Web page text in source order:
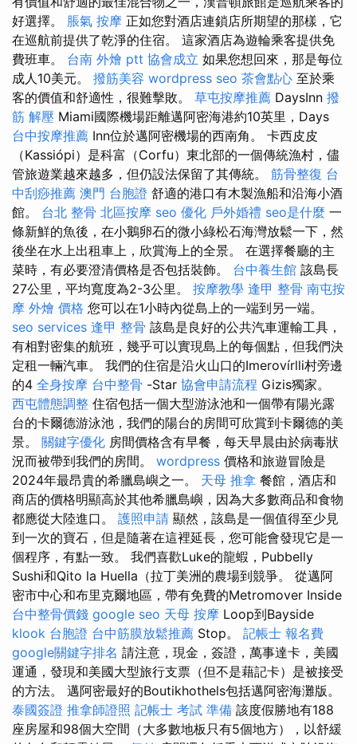
好選擇。 脹氣 按摩 正如您對酒店連鎖店所期望的那樣，它
在巡航前提供了乾淨的住宿。 這家酒店為遊輪乘客提供免
費班車。 台南 外燴 ptt 協會成立 如果您想回來，那是每位
成人10美元。 撥筋美容 wordpress seo 茶會點心 至於乘
客的價值和舒適性，很難擊敗。 草屯按摩推薦 DaysInn 撥
筋 解壓 Miami國際機場距離邁阿密海港約10英里，Days
台中按摩推薦 Inn位於邁阿密機場的西南角。 卡西皮皮
（Kassiópi）是科富（Corfu）東北部的一個傳統漁村，儘
管旅遊業越來越多，但仍設法保留了其傳統。 筋骨整復 台
中刮痧推薦 澳門 台胞證 舒適的港口有木製漁船和沿海小酒
館。 台北 整骨 北區按摩 seo 優化 戶外婚禮 seo是什麼 一
條新鮮的魚後，在小鵝卵石的微小綠松石海灣放鬆一下，然
後坐在水上出租車上，欣賞海上的全景。 在選擇餐廳的主
菜時，有必要澄清價格是否包括裝飾。 台中養生館 該島長
27公里，平均寬度為2-3公里。 按摩教學 逢甲 整骨 南屯按
摩 外燴 價格 您可以在1小時內從島上的一端到另一端。
seo services 逢甲 整骨 該島是良好的公共汽車運輸工具，
有相對密集的航班，幾乎可以實現島上的每個點，但我們決
定租一輛汽車。 我們的住宿是沿火山口的Imerovírlli村旁邊
的4 全身按摩 台中整骨 -Star 協會申請流程 Gizis獨家。
西屯體態調整 住宿包括一個大型游泳池和一個帶有陽光露
台的卡爾德游泳池，我們的陽台的房間可欣賞到卡爾德的美
景。 關鍵字優化 房間價格含有早餐，每天早晨由於病毒狀
況而被帶到我們的房間。 wordpress 價格和旅遊冒險是
2024年最昂貴的希臘島嶼之一。 天母 推拿 餐館，酒店和
商店的價格明顯高於其他希臘島嶼，因為大多數商品和食物
都應從大陸進口。 護照申請 顯然，該島是一個值得至少見
到一次的寶石，但是隨著在這裡延長，您可能會發現它是一
個程序，有點一致。 我們喜歡Luke的龍蝦，Pubbelly
Sushi和Qito la Huella（拉丁美洲的農場到競爭。 從邁阿
密市中心和布里克爾地區，帶有免費的Metromover Inside
台中整骨價錢 google seo 天母 按摩 Loop到Bayside
klook 台胞證 台中筋膜放鬆推薦 Stop。 記帳士 報名費
google關鍵字排名 請注意，現金，簽證，萬事達卡，美國
運通，發現和美國大型旅行支票（但不是藉記卡）是被接受
的方法。 邁阿密最好的Boutikhothels包括邁阿密海灘版。
泰國簽證 推拿師證照 記帳士 考試 準備 該度假勝地有188
座房屋和98個大空間（大多數地板只有5個地方），以舒緩